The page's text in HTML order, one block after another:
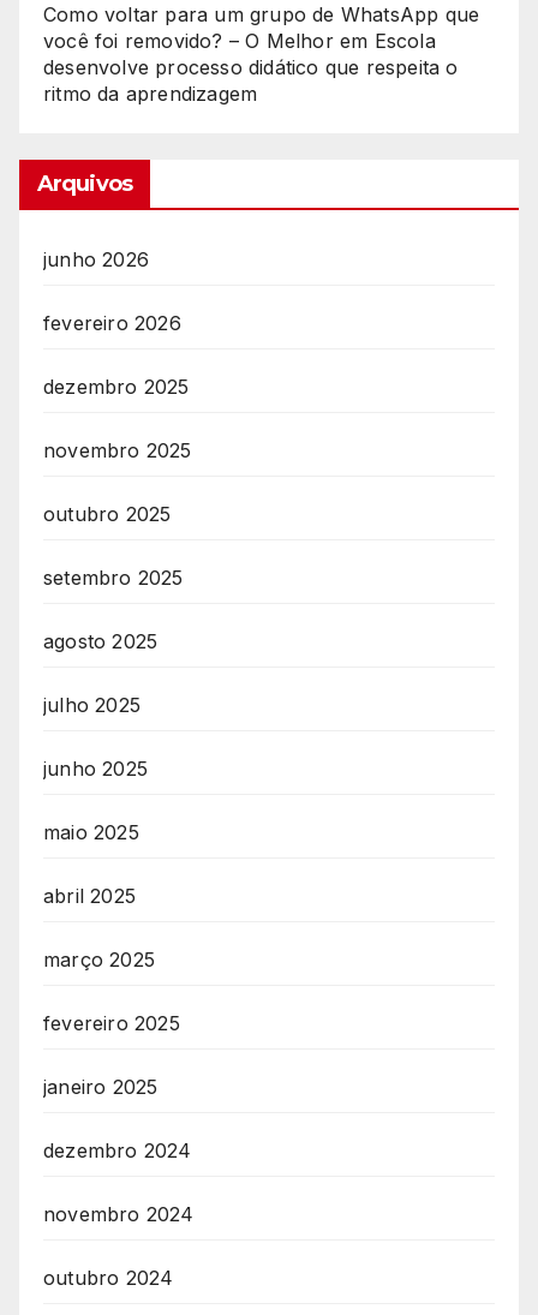
Como voltar para um grupo de WhatsApp que
você foi removido? – O Melhorem Escola
desenvolve processo didático que respeita o
ritmo da aprendizagem
Arquivos
junho 2026
fevereiro 2026
dezembro 2025
novembro 2025
outubro 2025
setembro 2025
agosto 2025
julho 2025
junho 2025
maio 2025
abril 2025
março 2025
fevereiro 2025
janeiro 2025
dezembro 2024
novembro 2024
outubro 2024